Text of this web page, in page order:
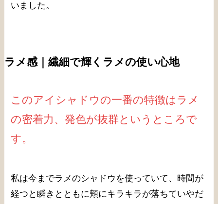
いました。
ラメ感｜繊細で輝くラメの使い心地
このアイシャドウの一番の特徴はラメ
の密着力、発色が抜群というところで
す。
私は今までラメのシャドウを使っていて、時間が
経つと瞬きとともに頬にキラキラが落ちていやだ